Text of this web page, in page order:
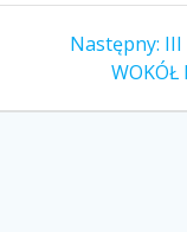
Następny: III
WOKÓŁ